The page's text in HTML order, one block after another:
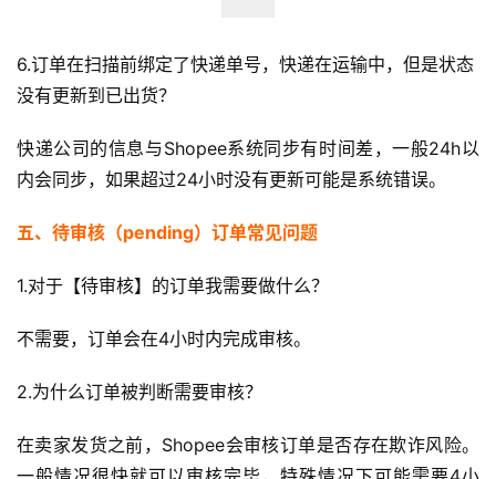
6.订单在扫描前绑定了快递单号，快递在运输中，但是状态
没有更新到已出货？
快递公司的信息与Shopee系统同步有时间差，一般24h以
内会同步，如果超过24小时没有更新可能是系统错误。
五、待审核（pending）订单常见问题
1.对于【待审核】的订单我需要做什么？
不需要，订单会在4小时内完成审核。
2.为什么订单被判断需要审核？
在卖家发货之前，Shopee会审核订单是否存在欺诈风险。